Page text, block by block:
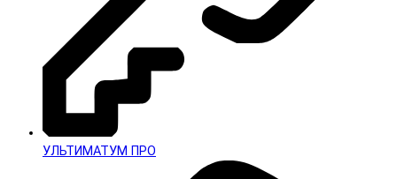
УЛЬТИМАТУМ ПРО